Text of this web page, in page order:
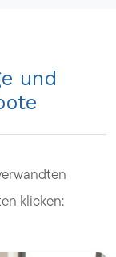
und
klicken: